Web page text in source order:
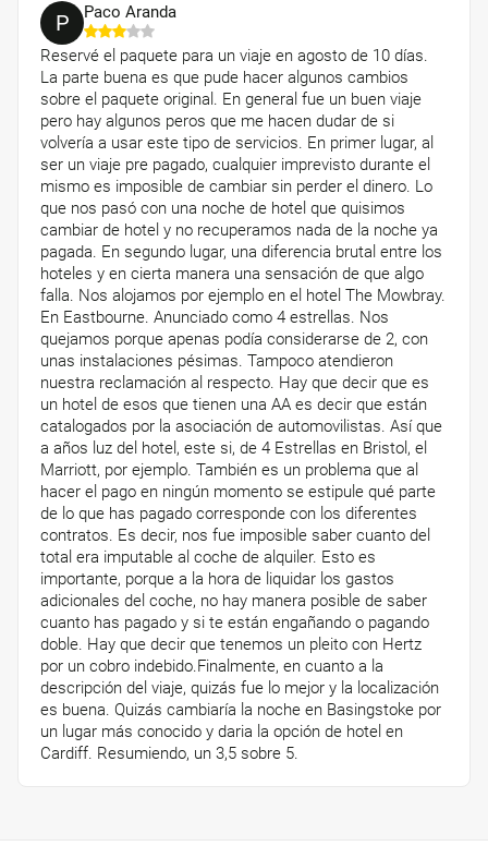
P Paco Aranda
Reservé el paquete para un viaje en agosto de 10 días.
La parte buena es que pude hacer algunos cambios
sobre el paquete original. En general fue un buen viaje
pero hay algunos peros que me hacen dudar de si
volvería a usar este tipo de servicios. En primer lugar, al
ser un viaje pre pagado, cualquier imprevisto durante el
mismo es imposible de cambiar sin perder el dinero. Lo
que nos pasó con una noche de hotel que quisimos
cambiar de hotel y no recuperamos nada de la noche ya
pagada. En segundo lugar, una diferencia brutal entre los
hoteles y en cierta manera una sensación de que algo
falla. Nos alojamos por ejemplo en el hotel The Mowbray.
En Eastbourne. Anunciado como 4 estrellas. Nos
quejamos porque apenas podía considerarse de 2, con
unas instalaciones pésimas. Tampoco atendieron
nuestra reclamación al respecto. Hay que decir que es
un hotel de esos que tienen una AA es decir que están
catalogados por la asociación de automovilistas. Así que
a años luz del hotel, este si, de 4 Estrellas en Bristol, el
Marriott, por ejemplo. También es un problema que al
hacer el pago en ningún momento se estipule qué parte
de lo que has pagado corresponde con los diferentes
contratos. Es decir, nos fue imposible saber cuanto del
total era imputable al coche de alquiler. Esto es
importante, porque a la hora de liquidar los gastos
adicionales del coche, no hay manera posible de saber
cuanto has pagado y si te están engañando o pagando
doble. Hay que decir que tenemos un pleito con Hertz
por un cobro indebido.Finalmente, en cuanto a la
descripción del viaje, quizás fue lo mejor y la localización
es buena. Quizás cambiaría la noche en Basingstoke por
un lugar más conocido y daria la opción de hotel en
Cardiff. Resumiendo, un 3,5 sobre 5.